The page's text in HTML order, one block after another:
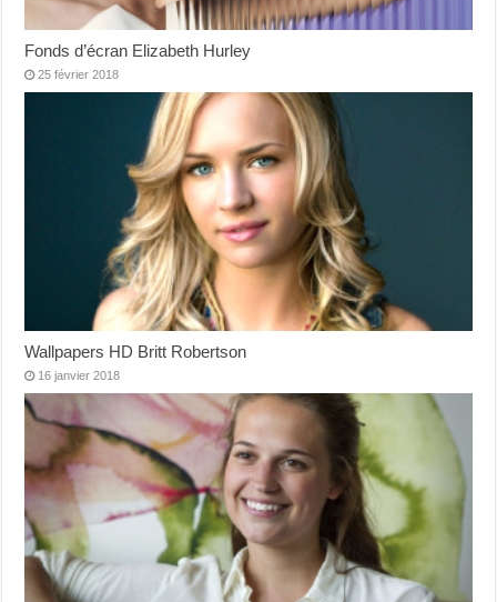
Fonds d’écran Elizabeth Hurley
25 février 2018
Wallpapers HD Britt Robertson
16 janvier 2018